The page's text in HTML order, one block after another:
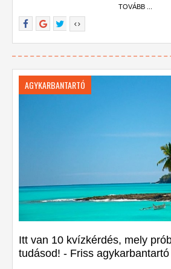
TOVÁBB ...
AGYKARBANTARTÓ
Itt van 10 kvízkérdés, mely
tudásod! - Friss